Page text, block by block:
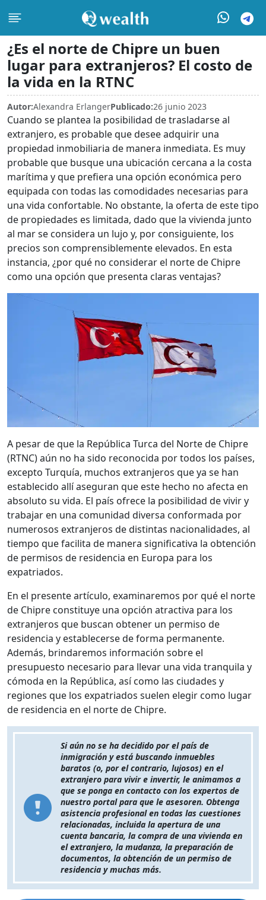
¿Es el norte de Chipre un buen
lugar para extranjeros? El costo de
la vida en la RTNC
Autor:Alexandra ErlangerPublicado:26 junio 2023
Cuando se plantea la posibilidad de trasladarse al
extranjero, es probable que desee adquirir una
propiedad inmobiliaria de manera inmediata. Es muy
probable que busque una ubicación cercana a la costa
marítima y que prefiera una opción económica pero
equipada con todas las comodidades necesarias para
una vida confortable. No obstante, la oferta de este tipo
de propiedades es limitada, dado que la vivienda junto
al mar se considera un lujo y, por consiguiente, los
precios son comprensiblemente elevados. En esta
instancia, ¿por qué no considerar el norte de Chipre
como una opción que presenta claras ventajas?
A pesar de que la República Turca del Norte de Chipre
(RTNC) aún no ha sido reconocida por todos los países,
excepto Turquía, muchos extranjeros que ya se han
establecido allí aseguran que este hecho no afecta en
absoluto su vida. El país ofrece la posibilidad de vivir y
trabajar en una comunidad diversa conformada por
numerosos extranjeros de distintas nacionalidades, al
tiempo que facilita de manera significativa la obtención
de permisos de residencia en Europa para los
expatriados.
En el presente artículo, examinaremos por qué el norte
de Chipre constituye una opción atractiva para los
extranjeros que buscan obtener un permiso de
residencia y establecerse de forma permanente.
Además, brindaremos información sobre el
presupuesto necesario para llevar una vida tranquila y
cómoda en la República, así como las ciudades y
regiones que los expatriados suelen elegir como lugar
de residencia en el norte de Chipre.
Si aún no se ha decidido por el país de
inmigración y está buscando inmuebles
baratos (o, por el contrario, lujosos) en el
extranjero para vivir e invertir, le animamos a
que se ponga en contacto con los expertos de
nuestro portal para que le asesoren. Obtenga
asistencia profesional en todas las cuestiones
relacionadas, incluida la apertura de una
cuenta bancaria, la compra de una vivienda en
el extranjero, la mudanza, la preparación de
documentos, la obtención de un permiso de
residencia y muchas más.